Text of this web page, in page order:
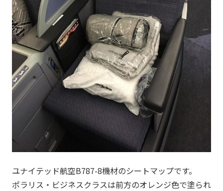
ユナイテッド航空B787-8機材のシートマップです。
ポラリス・ビジネスクラスは前方のオレンジ色で塗られ